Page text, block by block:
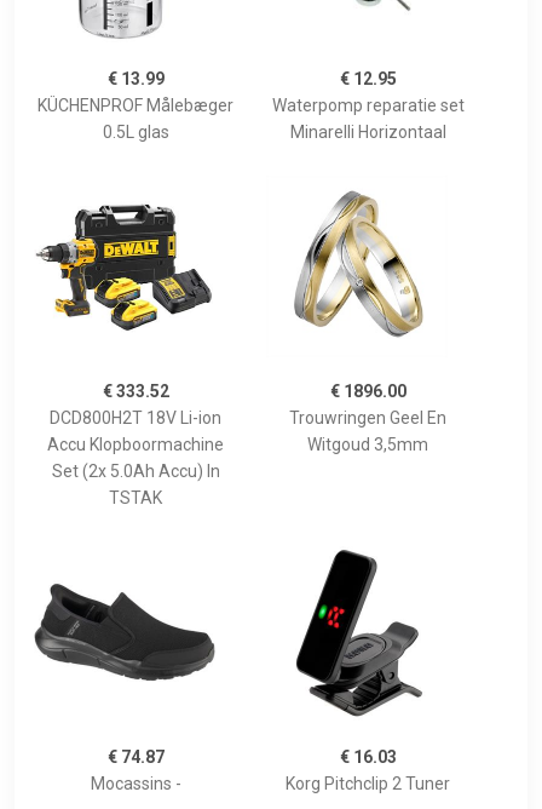
€ 13.99
KÜCHENPROF Målebæger
0.5L glas
€ 12.95
Waterpomp reparatie set
Minarelli Horizontaal
€ 333.52
DCD800H2T 18V Li-ion
Accu Klopboormachine
Set (2x 5.0Ah Accu) In
TSTAK
€ 1896.00
Trouwringen Geel En
Witgoud 3,5mm
€ 74.87
Mocassins -
€ 16.03
Korg Pitchclip 2 Tuner